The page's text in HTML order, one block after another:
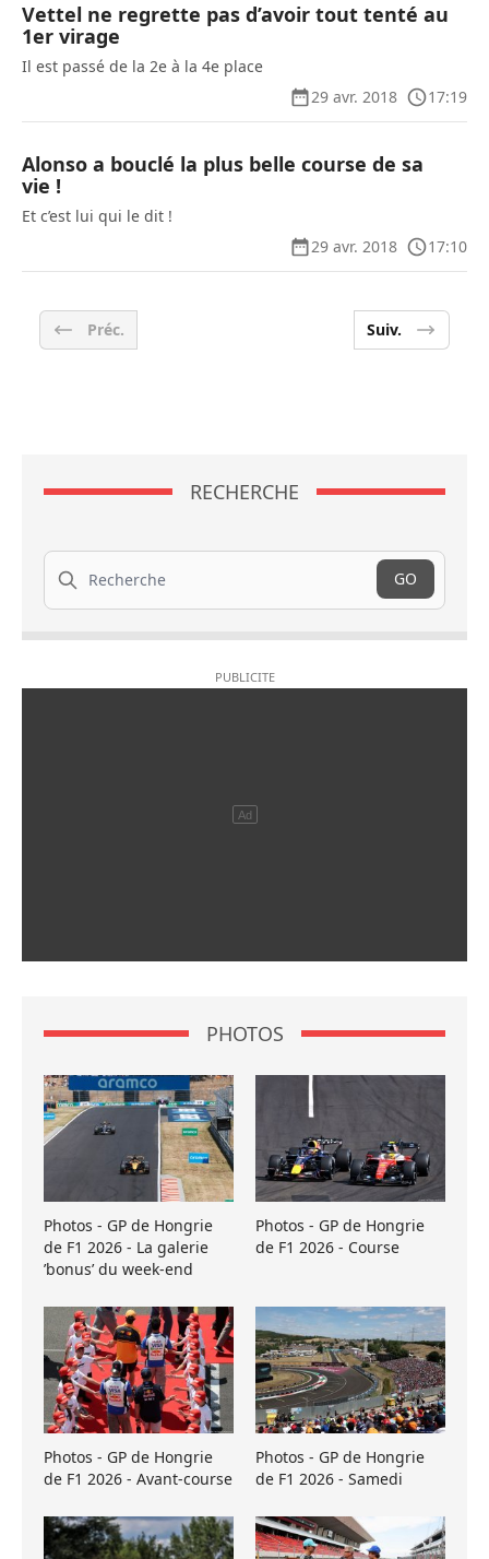
Vettel ne regrette pas d’avoir tout tenté au
1er virage
Il est passé de la 2e à la 4e place
29 avr. 2018
17:19
Alonso a bouclé la plus belle course de sa
vie !
Et c’est lui qui le dit !
29 avr. 2018
17:10
Préc. Suiv.
RECHERCHE
Recherche
GO
PHOTOS
Photos - GP de Hongrie
de F1 2026 - La galerie
’bonus’ du week-end
Photos - GP de Hongrie
de F1 2026 - Course
Photos - GP de Hongrie
de F1 2026 - Avant-course
Photos - GP de Hongrie
de F1 2026 - Samedi